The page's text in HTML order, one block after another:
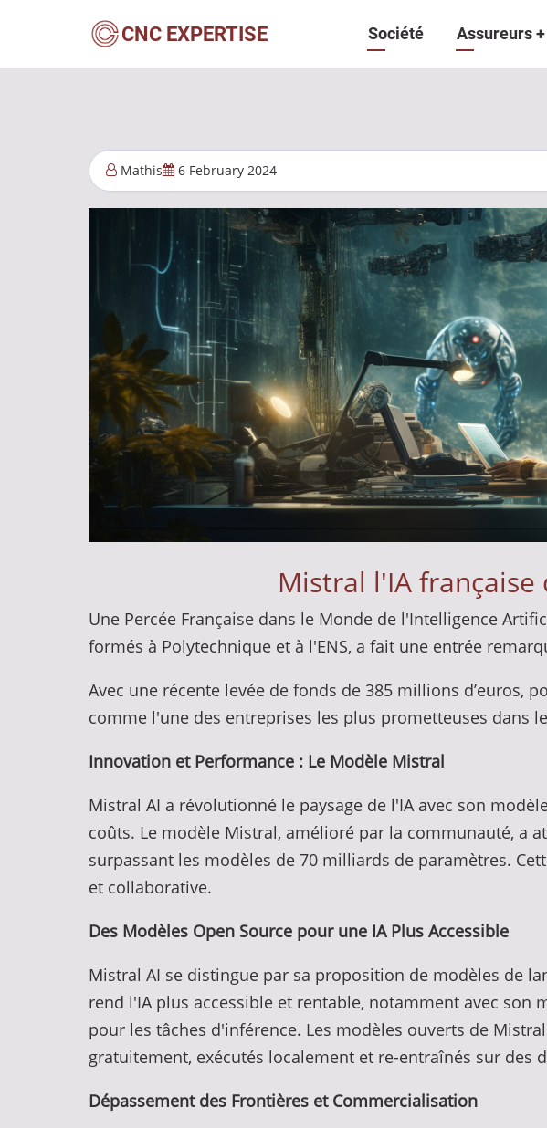
contenu
CNC EXPERTISE
Navigation
Société Assureurs+
Mathis 6 February 2024
Mistral l'IA
Une Percée Française dans le Monde de l'Intelligence
formés à Polytechnique et à l'ENS, a fait une entrée
Avec une récente levée de fonds de 385 millions
comme l'une des entreprises les plus prometteuses dans
Innovation et Performance : Le Modèle Mistral
Mistral AI a révolutionné le paysage de l'IA avec son
coûts. Le modèle Mistral, amélioré par la communauté, a
surpassant les modèles de 70 milliards de paramètres.
et collaborative.
Des Modèles Open Source pour une IA Plus Accessible
Mistral AI se distingue par sa proposition de modèles de
rend l'IA plus accessible et rentable, notamment avec son
pour les tâches d'inférence. Les modèles ouverts de
gratuitement, exécutés localement et re-entraînés sur
Dépassement des Frontières et Commercialisation